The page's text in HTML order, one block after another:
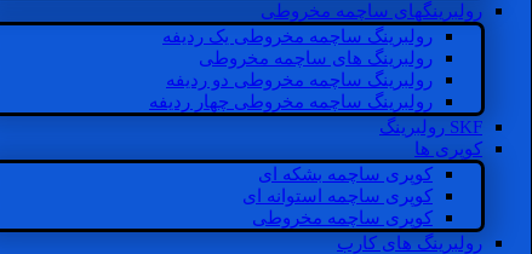
رولبرینگهای ساچمه مخروطی
رولبرینگ ساچمه مخروطی یک ردیفه
رولبرینگ های ساچمه مخروطی
رولبرینگ ساچمه مخروطی دو ردیفه
رولبرینگ ساچمه مخروطی چهار ردیفه
SKF رولبرینگ
کوپری ها
کوپری ساچمه بشکه ای
کوپری ساچمه استوانه ای
کوپری ساچمه مخروطی
رولبرینگ های کارب